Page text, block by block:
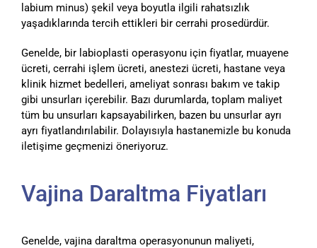
labium minus) şekil veya boyutla ilgili rahatsızlık
yaşadıklarında tercih ettikleri bir cerrahi prosedürdür.
Genelde, bir labioplasti operasyonu için fiyatlar, muayene
ücreti, cerrahi işlem ücreti, anestezi ücreti, hastane veya
klinik hizmet bedelleri, ameliyat sonrası bakım ve takip
gibi unsurları içerebilir. Bazı durumlarda, toplam maliyet
tüm bu unsurları kapsayabilirken, bazen bu unsurlar ayrı
ayrı fiyatlandırılabilir. Dolayısıyla hastanemizle bu konuda
iletişime geçmenizi öneriyoruz.
Vajina Daraltma Fiyatları
Genelde, vajina daraltma operasyonunun maliyeti,